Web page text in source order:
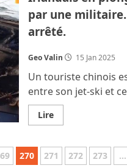
familles
pauvres
accèdent
à
l’enseignement
en
Thaïlande
par une
arrêté.
Geo Valin 15 Jan 2025
Un touriste chinois
entre son jet-ski et
LireEn
savoir
Un
Chinois
meurt
270 271 272 273 …